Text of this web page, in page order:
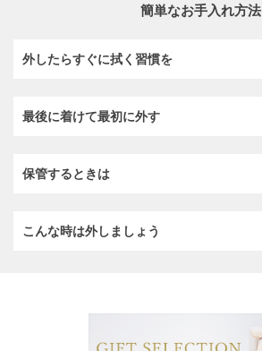
簡単なお手入れ方法
外したらすぐに拭く習慣を
最後に着けて最初に外す
保管するときは
こんな時は外しましょう